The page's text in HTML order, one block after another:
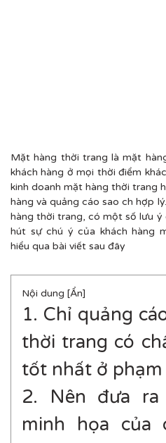
Mặt hàng thời trang là mặt
khách hàng ở mọi thời điểm
kinh doanh mặt hàng thời trang
hàng và quảng cáo sao ch hợp
hàng thời trang, có một số lưu
hút sự chú ý của khách hàng
hiểu qua bài viết sau đây
Nội dung [Ẩn]
1. Chỉ quảng
thời trang có
tốt nhất ở phạm
2. Nên đưa ra
minh họa của